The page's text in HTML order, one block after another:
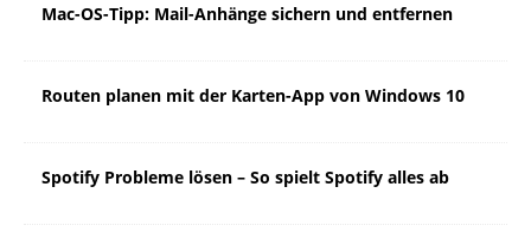
Mac-OS-Tipp: Mail-Anhänge sichern und entfernen
Routen planen mit der Karten-App von Windows 10
Spotify Probleme lösen – So spielt Spotify alles ab